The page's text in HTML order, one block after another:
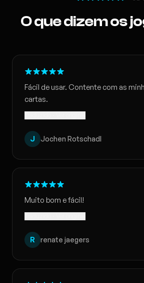
O que dizem os
Fácil de usar. Contente com as
cartas.
J Jochen Rotschadl
Muito bom e fácil!
R renate jaegers